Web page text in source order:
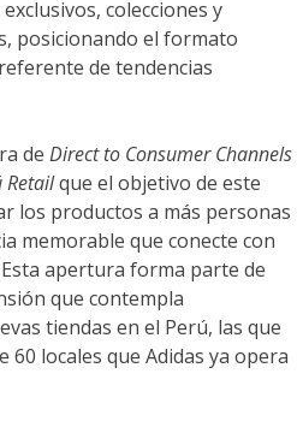
colecciones y
posicionando el formato
de tendencias
de Direct to Consumer Channels
Retailque el objetivo de este
los productos a más personas
memorable que conecte con
apertura forma parte de
que contempla
tiendas en el Perú, las que
60 locales que Adidas ya opera